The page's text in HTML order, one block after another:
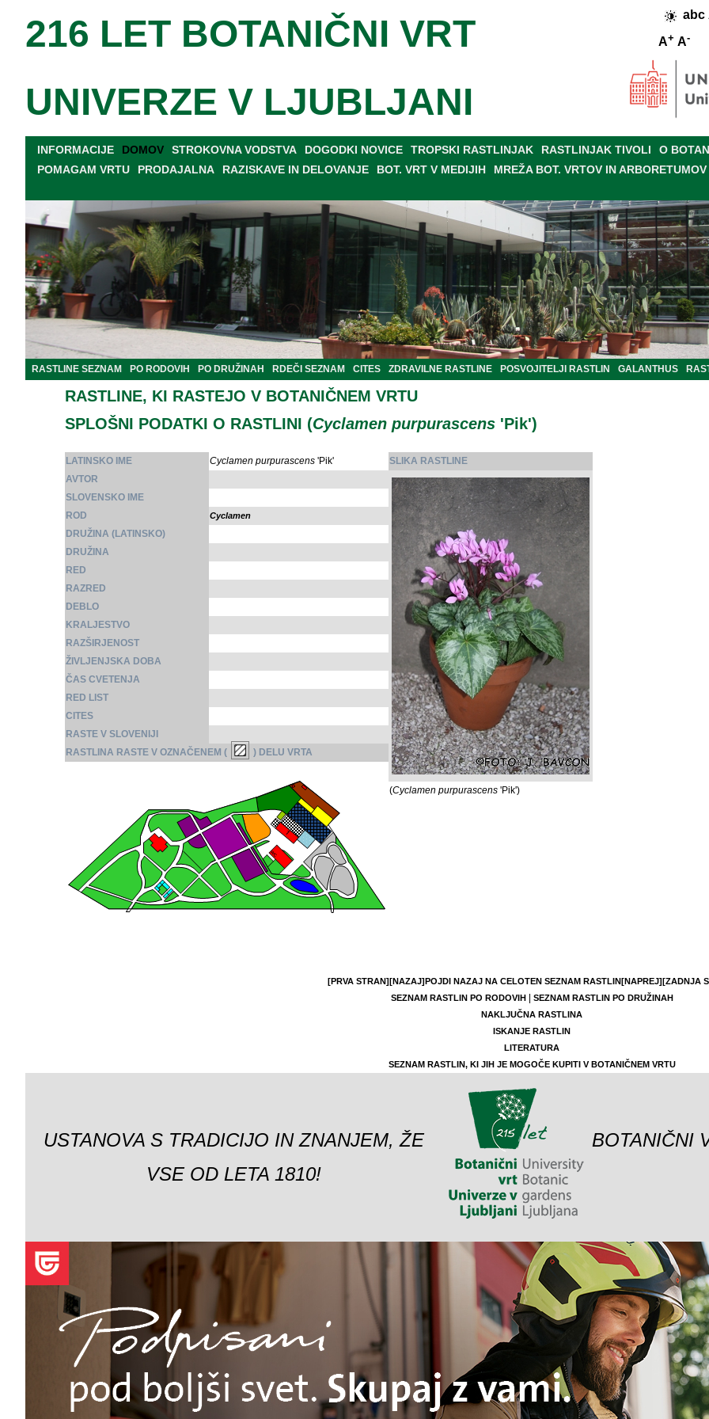
abc
A+ A-
216 LET BOTANIČNI VRT
UNIVERZE V LJUBLJANI
INFORMACIJE DOMOV STROKOVNA VODSTVA DOGODKI NOVICE TROPSKI RASTLINJAK RASTLINJAK TIVOLI O
POMAGAM VRTU
PRODAJALNA RAZISKAVE IN DELOVANJE BOT. VRT V MEDIJIH MREŽA BOT. VRTOV IN ARBORETUMOV
RASTLINE SEZNAM PO RODOVIH PO DRUŽINAH RDEČI SEZNAM CITES ZDRAVILNE RASTLINE POSVOJITELJI RASTLIN GALANTHUS
RASTLINE, KI RASTEJO V BOTANIČNEM VRTU
SPLOŠNI PODATKI O RASTLINI (Cyclamen purpurascens 'Pik')
LATINSKO IME Cyclamen purpurascens 'Pik'
AVTOR
SLOVENSKO IME
ROD
Cyclamen
DRUŽINA (LATINSKO)
DRUŽINA
RED
RAZRED
DEBLO
KRALJESTVO
RAZŠIRJENOST
ŽIVLJENJSKA DOBA
ČAS CVETENJA
RED LIST
CITES
RASTE V SLOVENIJI
RASTLINA RASTE V OZNAČENEM (
) DELU VRTA
SLIKA RASTLINE
(Cyclamen purpurascens 'Pik')
[PRVA STRAN][NAZAJ]POJDI NAZAJ NA CELOTEN SEZNAM RASTLIN[NAPREJ][ZADNJA
SEZNAM RASTLIN PO RODOVIH|
SEZNAM RASTLIN PO DRUŽINAH
NAKLJUČNA RASTLINA
ISKANJE RASTLIN
LITERATURA
SEZNAM RASTLIN, KI JIH JE MOGOČE KUPITI V BOTANIČNEM VRTU
USTANOVA S TRADICIJO IN ZNANJEM, ŽE
VSE OD LETA 1810!
BOTANIČNI